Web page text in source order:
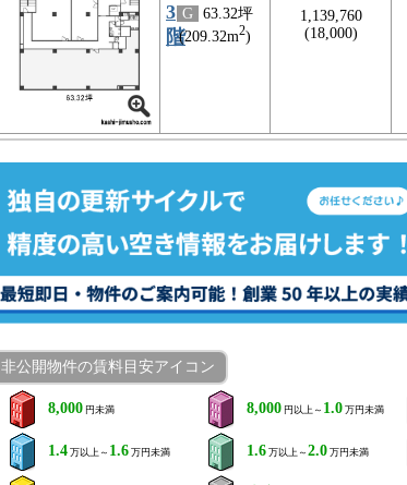
3
階
G 63.32坪
(209.32m2)
1,139,760
(18,000)
非公開物件の賃料目安アイコン
8,000 円未満 8,000 円以上～ 1.0 万円未満
1.4 万以上～ 1.6 万円未満 1.6 万以上～ 2.0 万円未満